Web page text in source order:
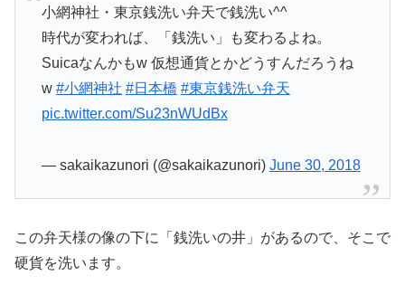
小網神社・東京銭洗い弁天で銭洗い^^
時代が変われば、「銭洗い」も変わるよね。
Suicaなんかもw 仮想通貨とかどうすんだろうね
w #小網神社 #日本橋 #東京銭洗い弁天
pic.twitter.com/Su23nWUdBx
— sakaikazunori (@sakaikazunori) June 30, 2018
この弁天様の像の下に「銭洗いの井」があるので、そこで
硬貨を洗います。